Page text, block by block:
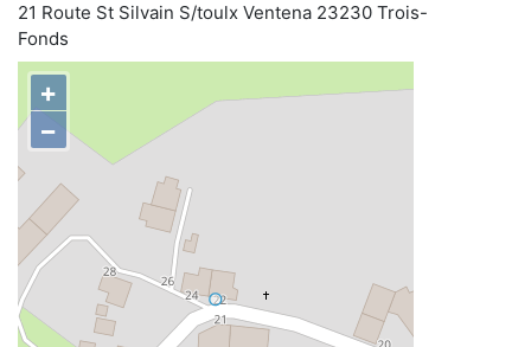
21 Route St Silvain S/toulx Ventena 23230 Trois-
Fonds
+
−